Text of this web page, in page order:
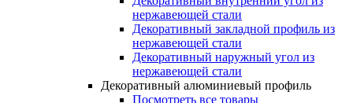
нержавеющей стали
Декоративный закладной профиль из
нержавеющей стали
Декоративный наружный угол из
нержавеющей стали
Декоративный алюминиевый профиль
Посмотреть все товары